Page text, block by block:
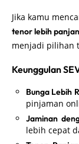
Jika kamu
tenor lebih
menjadi pilihan
Keunggulan
Bunga Lebih
pinjaman
Jaminan
lebih cepat